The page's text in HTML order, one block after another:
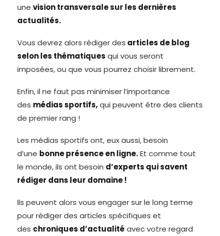
une vision transversale sur les dernières
actualités.
Vous devrez alors rédiger des articles de blog
selon les thématiques qui vous seront
imposées, ou que vous pourrez choisir librement.
Enfin, il ne faut pas minimiser l’importance
des médias sportifs,qui peuvent être des clients
de premier rang !
Les médias sportifs ont, eux aussi, besoin
d’une bonne présence en ligne.Et comme tout
le monde, ils ont besoin d’experts qui savent
rédiger dans leur domaine !
Ils peuvent alors vous engager sur le long terme
pour rédiger des articles spécifiques et
des chroniques d’actualité avec votre regard